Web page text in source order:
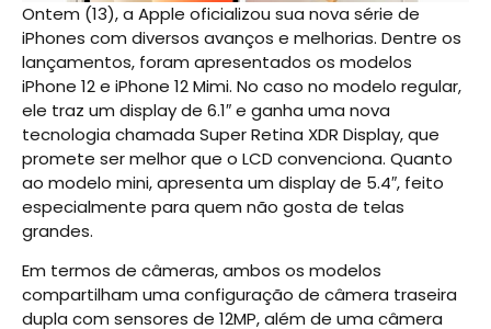
Ontem (13), a Apple oficializou sua nova série de
iPhones com diversos avanços e melhorias. Dentre os
lançamentos, foram apresentados os modelos
iPhone 12 e iPhone 12 Mimi. No caso no modelo regular,
ele traz um display de 6.1″ e ganha uma nova
tecnologia chamada Super Retina XDR Display, que
promete ser melhor que o LCD convenciona. Quanto
ao modelo mini, apresenta um display de 5.4″, feito
especialmente para quem não gosta de telas
grandes.
Em termos de câmeras, ambos os modelos
compartilham uma configuração de câmera traseira
dupla com sensores de 12MP, além de uma câmera